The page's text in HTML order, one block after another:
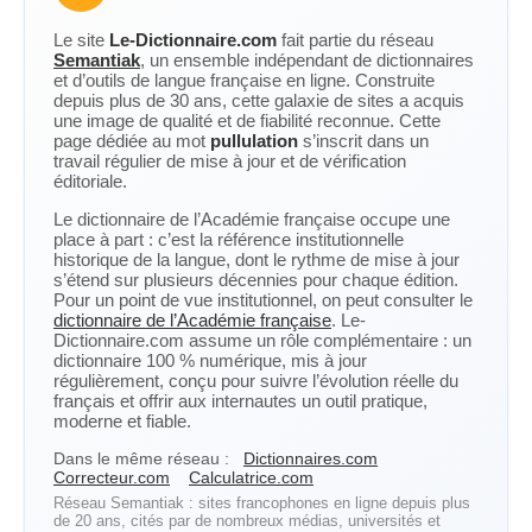
Le site Le-Dictionnaire.com fait partie du réseau
Semantiak, un ensemble indépendant de dictionnaires
et d’outils de langue française en ligne. Construite
depuis plus de 30 ans, cette galaxie de sites a acquis
une image de qualité et de fiabilité reconnue. Cette
page dédiée au mot pullulation s’inscrit dans un
travail régulier de mise à jour et de vérification
éditoriale.
Le dictionnaire de l’Académie française occupe une
place à part : c’est la référence institutionnelle
historique de la langue, dont le rythme de mise à jour
s’étend sur plusieurs décennies pour chaque édition.
Pour un point de vue institutionnel, on peut consulter le
dictionnaire de l’Académie française. Le-
Dictionnaire.com assume un rôle complémentaire : un
dictionnaire 100 % numérique, mis à jour
régulièrement, conçu pour suivre l’évolution réelle du
français et offrir aux internautes un outil pratique,
moderne et fiable.
Dans le même réseau :
Dictionnaires.com
Correcteur.com
Calculatrice.com
Réseau Semantiak : sites francophones en ligne depuis plus
de 20 ans, cités par de nombreux médias, universités et